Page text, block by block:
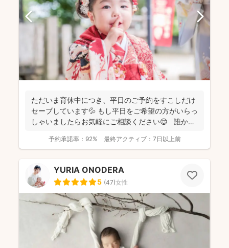
ただいま育休中につき、平日のご予約をすこしだけ
セーブしています💦 もし平日をご希望の方がいらっ
しゃいましたらお気軽にご相談ください😌 誰かに
予約承諾率： 92% 最終アクティブ： 7日以上前
YURIA ONODERA
5 (47)女性